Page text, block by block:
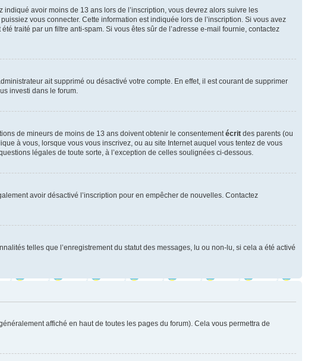
indiqué avoir moins de 13 ans lors de l’inscription, vous devrez alors suivre les
vous connecter. Cette information est indiquée lors de l’inscription. Si vous avez
traité par un filtre anti-spam. Si vous êtes sûr de l’adresse e-mail fournie, contactez
ait supprimé ou désactivé votre compte. En effet, il est courant de supprimer
investi dans le forum.
de mineurs de moins de 13 ans doivent obtenir le consentement écrit des parents (ou
à vous, lorsque vous vous inscrivez, ou au site Internet auquel vous tentez de vous
légales de toute sorte, à l’exception de celles soulignées ci-dessous.
avoir désactivé l’inscription pour en empêcher de nouvelles. Contactez
telles que l’enregistrement du statut des messages, lu ou non-lu, si cela a été activé
affiché en haut de toutes les pages du forum). Cela vous permettra de